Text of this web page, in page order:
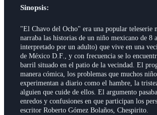
Sinopsis:
"El Chavo del Ocho" era una popular teleserie
narraba las historias de un niño mexicano de 8
interpretado por un adulto) que vive en una
de México D.F., y con frecuencia se lo
barril situado en el patio de la vecindad. El
manera cómica, los problemas que muchos
experimentan a diario como el hambre, la
alguien que cuide de ellos. El argumento
enredos y confusiones en que participan los
escritor Roberto Gómez Bolaños, Chespirito.